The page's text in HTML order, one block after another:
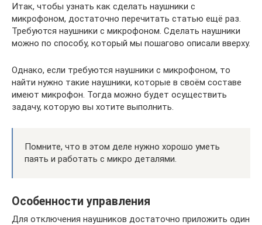
Итак, чтобы узнать как сделать наушники с
микрофоном, достаточно перечитать статью ещё раз.
Требуются наушники с микрофоном. Сделать наушники
можно по способу, который мы пошагово описали вверху.
Однако, если требуются наушники с микрофоном, то
найти нужно такие наушники, которые в своём составе
имеют микрофон. Тогда можно будет осуществить
задачу, которую вы хотите выполнить.
Помните, что в этом деле нужно хорошо уметь
паять и работать с микро деталями.
Особенности управления
Для отключения наушников достаточно приложить один